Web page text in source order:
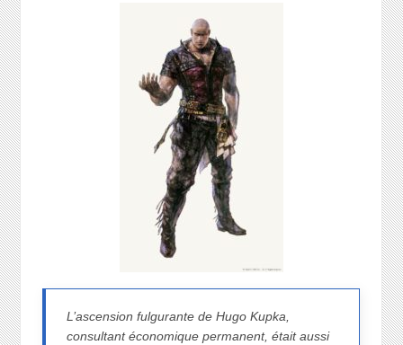
L’ascension fulgurante de Hugo Kupka,
consultant économique permanent, était aussi